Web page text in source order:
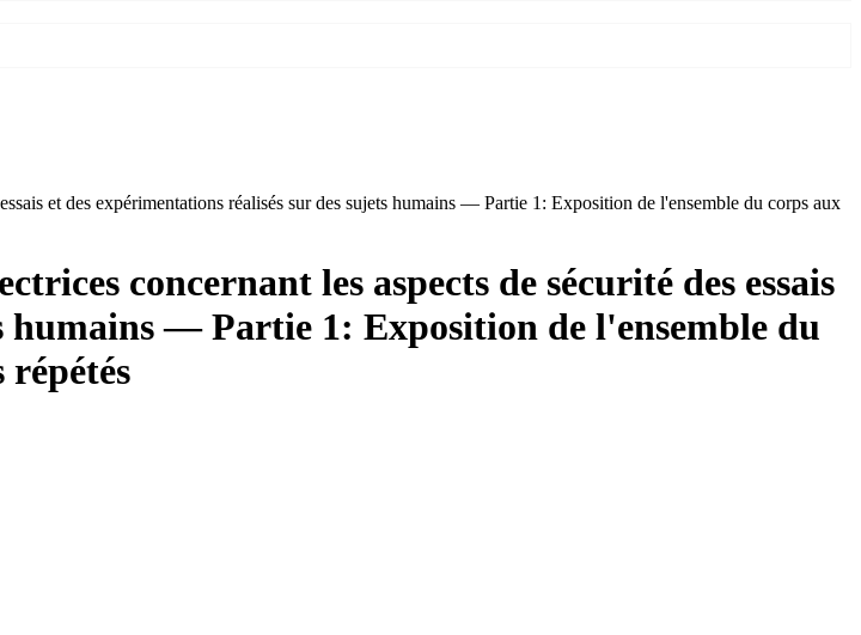
et des expérimentations réalisés sur des sujets humains — Partie 1: Exposition de l'ensemble du corps aux
concernant les aspects de sécurité des essais
humains — Partie 1: Exposition de l'ensemble du